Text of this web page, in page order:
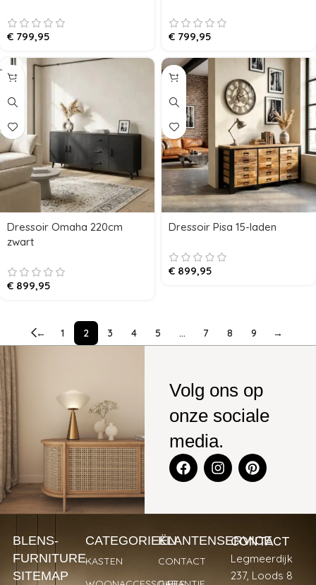
€ 799,95 € 799,95
Dressoir Omaha 220cm
zwart
€ 899,95
Dressoir Pisa 15-laden
€ 899,95
← 1 2 3 4 5 … 7 8 9 →
Volg ons op
onze sociale
media.
BLENS-
FURNITURE
SITEMAP
CATEGORIEËN
KASTEN
KLANTENSERVICE
CONTACT
CONTACT
Legmeerdijk
237, Loods 8